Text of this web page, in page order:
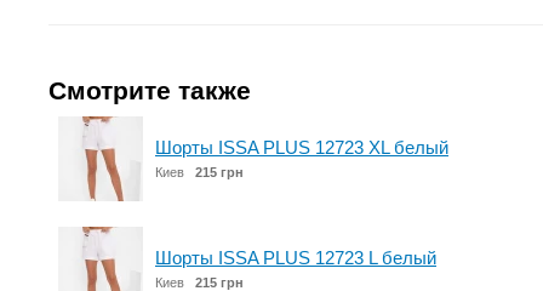
Смотрите также
Шорты ISSA PLUS 12723 XL белый
Киев 215 грн
Шорты ISSA PLUS 12723 L белый
Киев 215 грн